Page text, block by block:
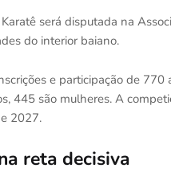
será disputada na
do interior baiano.
e participação de
445 são mulheres. A
2027.
reta decisiva